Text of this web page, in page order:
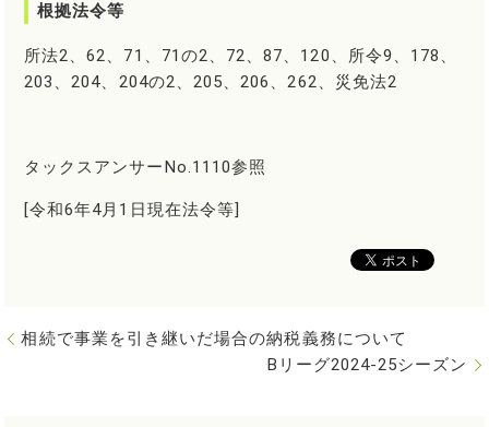
根拠法令等
所法2、62、71、71の2、72、87、120、所令9、178、
203、204、204の2、205、206、262、災免法2
タックスアンサーNo.1110参照
[令和6年4月1日現在法令等]
相続で事業を引き継いだ場合の納税義務について
Bリーグ2024-25シーズン